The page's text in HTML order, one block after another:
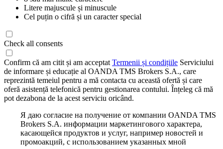
Litere majuscule și minuscule
Cel puțin o cifră și un caracter special
Check all consents
Confirm că am citit și am acceptat Termenii și condițiile Serviciului
de informare și educație al OANDA TMS Brokers S.A., care
reprezintă temeiul pentru a mă contacta cu această ofertă și care
oferă asistență telefonică pentru gestionarea contului. Înțeleg că mă
pot dezabona de la acest serviciu oricând.
Я даю согласие на получение от компании OANDA TMS
Brokers S.A. информации маркетингового характера,
касающейся продуктов и услуг, например новостей и
промоакций, с использованием указанных мной